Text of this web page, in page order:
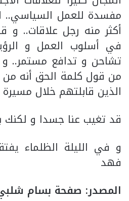
مفسدة للعمل السياسي..
أكثر منه رجل علاقات.. و
في أسلوب العمل و
تشاحن و تدافع مستمر..
من قول كلمة الحق أنه من
الذين قابلتهم خلال
قد تغيب عنا جسدا و لكنك
و في الليلة الظلماء
فهد
المصدر: صفحة بسام